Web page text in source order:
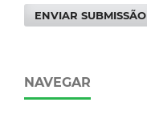
ENVIAR SUBMISSÃO
NAVEGAR